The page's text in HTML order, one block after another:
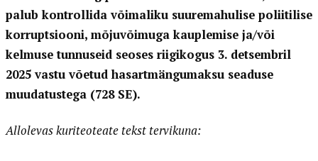
palub kontrollida võimaliku suuremahulise poliitilise
korruptsiooni, mõjuvõimuga kauplemise ja/või
kelmuse tunnuseid seoses riigikogus 3. detsembril
2025 vastu võetud hasartmängumaksu seaduse
muudatustega (728 SE).
Allolevas kuriteoteate tekst tervikuna: